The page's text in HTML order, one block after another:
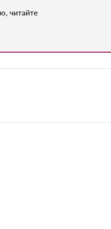
читайте